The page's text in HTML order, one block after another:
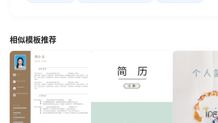
相似模板推荐